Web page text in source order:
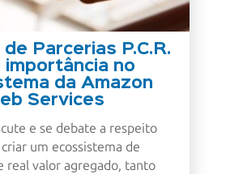
Parcerias P.C.R.
importância no
da Amazon
Services
e se debate a respeito
um ecossistema de
real valor agregado, tanto